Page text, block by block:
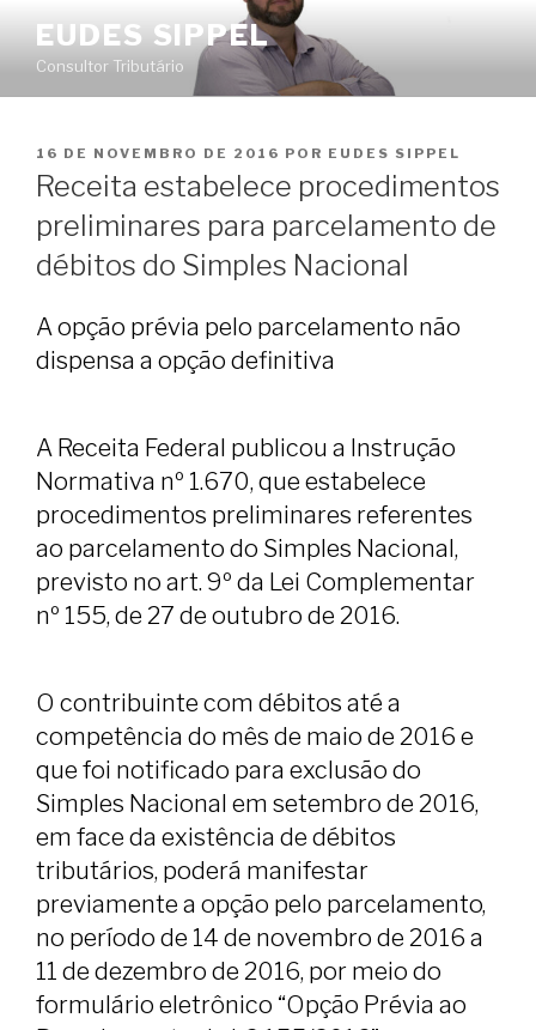
conteúdo
EUDES SIPPEL
Consultor Tributário
PUBLICADO
EM
16 DE NOVEMBRO DE 2016 POR EUDES SIPPEL
Receita estabelece procedimentos
preliminares para parcelamento de
débitos do Simples Nacional
A opção prévia pelo parcelamento não
dispensa a opção definitiva
A Receita Federal publicou a Instrução
Normativa nº 1.670, que estabelece
procedimentos preliminares referentes
ao parcelamento do Simples Nacional,
previsto no art. 9º da Lei Complementar
nº 155, de 27 de outubro de 2016.
O contribuinte com débitos até a
competência do mês de maio de 2016 e
que foi notificado para exclusão do
Simples Nacional em setembro de 2016,
em face da existência de débitos
tributários, poderá manifestar
previamente a opção pelo parcelamento,
no período de 14 de novembro de 2016 a
11 de dezembro de 2016, por meio do
formulário eletrônico “Opção Prévia ao